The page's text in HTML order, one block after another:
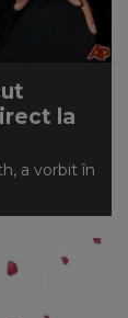
la
a vorbit în